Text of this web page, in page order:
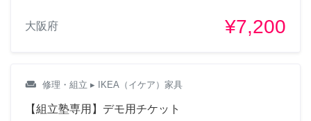
大阪府 ¥7,200
weekend 修理・組立 ▸ IKEA（イケア）家具
【組立塾専用】デモ用チケット